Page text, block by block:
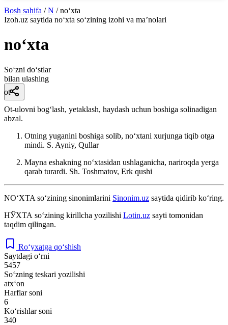
Bosh sahifa / N / no‘xta
Izoh.uz saytida no‘xta so‘zining izohi va ma’nolari
no‘xta
So‘zni do‘stlar
bilan ulashing
ot
Ot-ulovni bogʻlash, yetaklash, haydash uchun boshiga solinadigan
abzal.
Otning yuganini boshiga solib, noʻxtani xurjunga tiqib otga
mindi. S. Ayniy, Qullar
Mayna eshakning noʻxtasidan ushlaganicha, nariroqda yerga
qarab turardi. Sh. Toshmatov, Erk qushi
NO‘XTA so‘zining sinonimlarini Sinonim.uz saytida qidirib ko‘ring.
НЎХТА so‘zining kirillcha yozilishi Lotin.uz sayti tomonidan
taqdim qilingan.
Ro‘yxatga qo‘shish
Saytdagi o‘rni
5457
So‘zning teskari yozilishi
atx‘on
Harflar soni
6
Ko‘rishlar soni
340